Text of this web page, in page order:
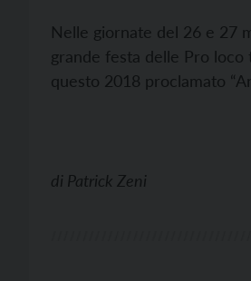
Nelle giornate del 26 e 27
grande festa delle Pro
questo 2018 proclamato
di Patrick Zeni